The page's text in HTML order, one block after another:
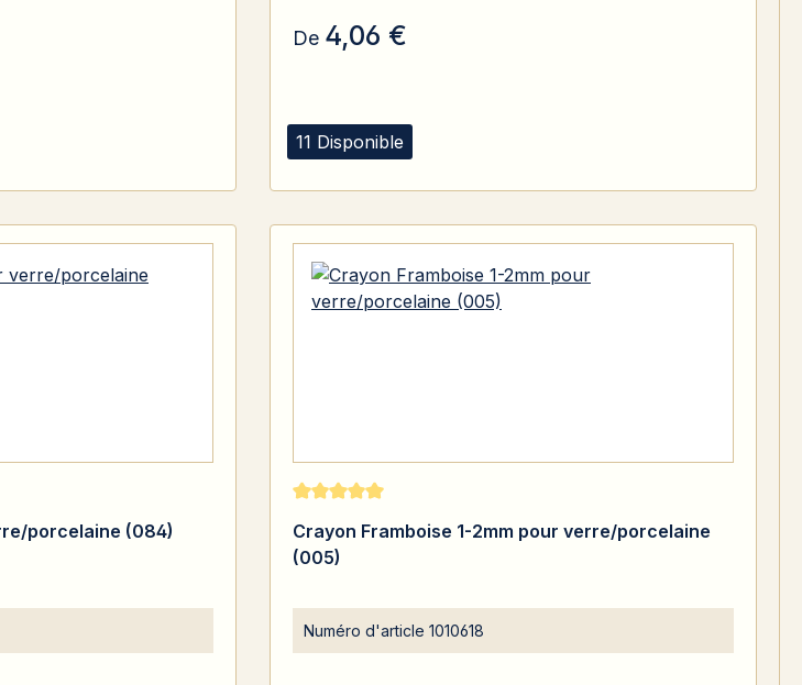
11 Disponible
De 4,06 €
porcelaine (084)
Note moyenne de 5 sur 5 étoiles
Crayon Framboise 1-2mm pour verre/porcelaine
(005)
Numéro d'article 1010618